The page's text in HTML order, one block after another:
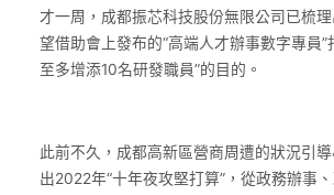
才一周，成都振芯科技股份無限公司已梳
望借助會上發布的“高端人才辦事數字專員”
至多增添10名研發職員”的目的。
此前不久，成都高新區營商周遭的狀況引
出2022年“十年夜攻堅打算”，從政務辦事